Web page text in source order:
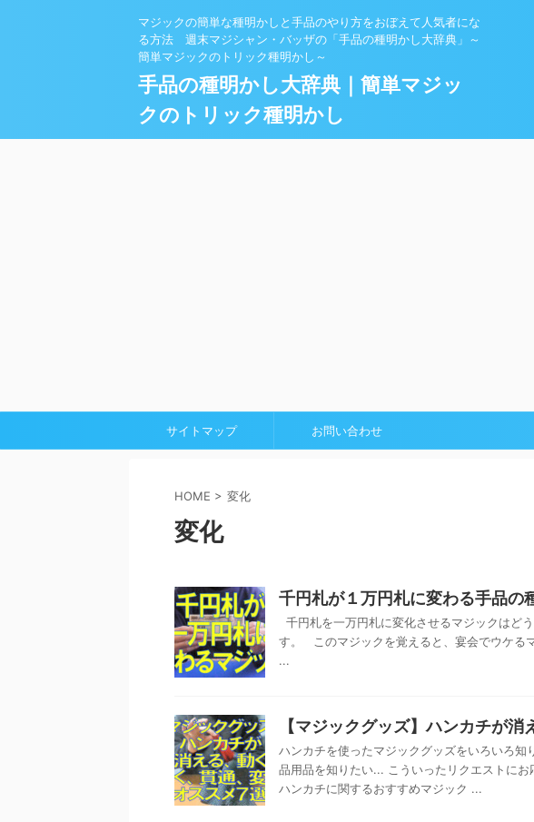
マジックの簡単な種明かしと手品のやり方をおぼえて人気者にな
る方法 週末マジシャン・バッザの「手品の種明かし大辞典」～
簡単マジックのトリック種明かし～
手品の種明かし大辞典｜簡単マジッ
クのトリック種明かし
サイトマップ お問い合わせ
HOME > 変化
変化
千円札が１万円札に変わる手品の
千円札を一万円札に変化させるマジックはど
す。 このマジックを覚えると、宴会でウケる
...
【マジックグッズ】ハンカチが消
ハンカチを使ったマジックグッズをいろいろ
品用品を知りたい... こういったリクエストにお
ハンカチに関するおすすめマジック ...